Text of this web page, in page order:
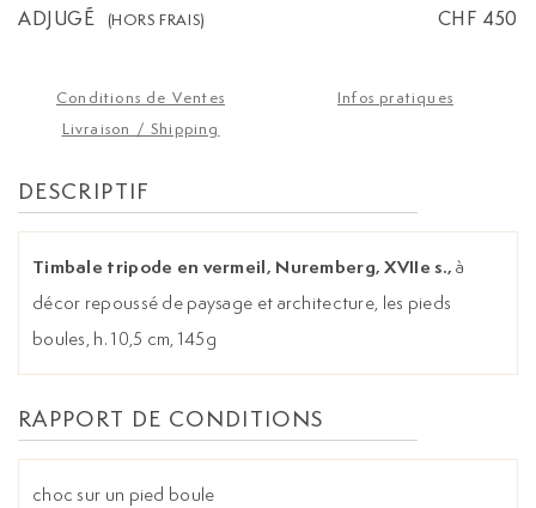
ADJUGÉ (HORS FRAIS) CHF 450
Conditions de Ventes
Infos pratiques
Livraison / Shipping
DESCRIPTIF
Timbale tripode en vermeil, Nuremberg, XVIIe s., à
décor repoussé de paysage et architecture, les pieds
boules, h. 10,5 cm, 145g
RAPPORT DE CONDITIONS
choc sur un pied boule